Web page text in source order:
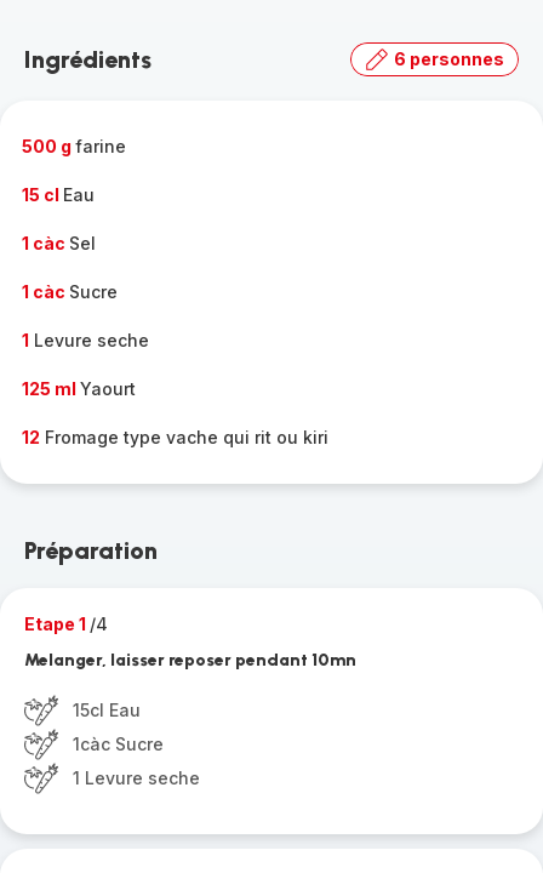
Ingrédients 6 personnes
500 g farine
15 cl Eau
1 càc Sel
1 càc Sucre
1 Levure seche
125 ml Yaourt
12 Fromage type vache qui rit ou kiri
Préparation
Etape 1 /4
Melanger, laisser reposer pendant 10mn
15cl Eau
1càc Sucre
1 Levure seche